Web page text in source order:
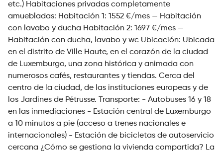
etc.) Habitaciones privadas completamente
amuebladas: Habitación 1: 1552 €/mes — Habitación
con lavabo y ducha Habitación 2: 1697 €/mes —
Habitación con ducha, lavabo y wc Ubicación: Ubicada
en el distrito de Ville Haute, en el corazón de la ciudad
de Luxemburgo, una zona histórica y animada con
numerosos cafés, restaurantes y tiendas. Cerca del
centro de la ciudad, de las instituciones europeas y de
los Jardines de Pétrusse. Transporte: - Autobuses 16 y 18
en las inmediaciones - Estación central de Luxemburgo
a 10 minutos a pie (acceso a trenes nacionales e
internacionales) - Estación de bicicletas de autoservicio
cercana ¿Cómo se gestiona la vivienda compartida? La